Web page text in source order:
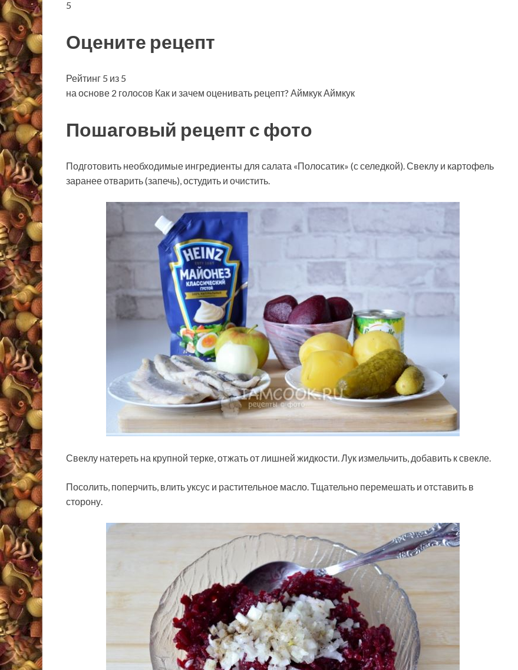
5
Оцените рецепт
Рейтинг 5 из 5
на основе 2 голосов Как и зачем оценивать рецепт? Аймкук Аймкук
Пошаговый рецепт с фото
Подготовить необходимые ингредиенты для салата «Полосатик» (с селедкой). Свеклу и картофель
заранее отварить (запечь), остудить и очистить.
Свеклу натереть на крупной терке, отжать от лишней жидкости. Лук измельчить, добавить к свекле.
Посолить, поперчить, влить уксус и растительное масло. Тщательно перемешать и отставить в
сторону.